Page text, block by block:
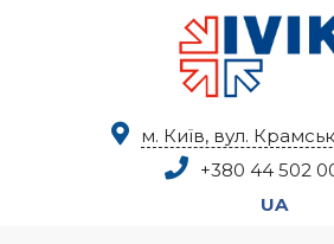
м. Київ, вул.
+380 44 502
UA